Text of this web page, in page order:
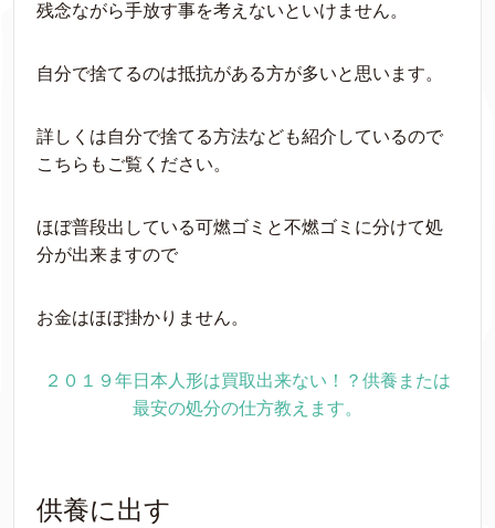
残念ながら手放す事を考えないといけません。
自分で捨てるのは抵抗がある方が多いと思います。
詳しくは自分で捨てる方法なども紹介しているので
こちらもご覧ください。
ほぼ普段出している可燃ゴミと不燃ゴミに分けて処
分が出来ますので
お金はほぼ掛かりません。
２０１９年日本人形は買取出来ない！？供養または
最安の処分の仕方教えます。
供養に出す